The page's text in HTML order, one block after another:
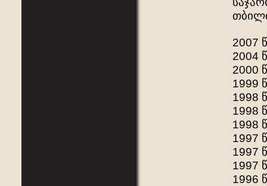
2007
2004
2000
1999
1998
1998
1998
1997
1997
1997
1996